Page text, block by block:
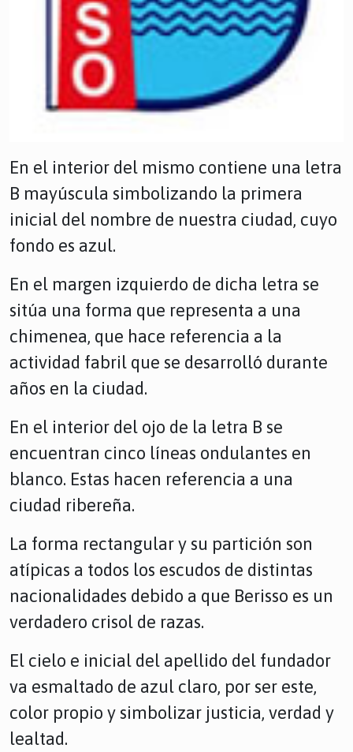
En el interior del mismo contiene una letra
B mayúscula simbolizando la primera
inicial del nombre de nuestra ciudad, cuyo
fondo es azul.
En el margen izquierdo de dicha letra se
sitúa una forma que representa a una
chimenea, que hace referencia a la
actividad fabril que se desarrolló durante
años en la ciudad.
En el interior del ojo de la letra B se
encuentran cinco líneas ondulantes en
blanco. Estas hacen referencia a una
ciudad ribereña.
La forma rectangular y su partición son
atípicas a todos los escudos de distintas
nacionalidades debido a que Berisso es un
verdadero crisol de razas.
El cielo e inicial del apellido del fundador
va esmaltado de azul claro, por ser este,
color propio y simbolizar justicia, verdad y
lealtad.